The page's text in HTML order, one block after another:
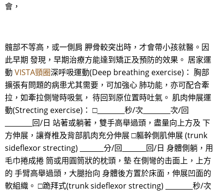
會，
髖部不等高，或一側肩 胛骨較突出時，才會帶小孩就醫。因
此早期 發現，早期治療方能達到矯正及預防的效果。 居家運
動 VISTA頸圈深呼吸運動(Deep breathing exercise)： 胸部
擴張有問題的病患尤其需要，可加強心 肺功能，亦可配合牽
拉，如牽拉側彎時吸氣， 待回到原位置時吐氣。 肌肉伸展運
動(Strecting exercise)： □________秒/次________次/回
________回/日 站著或躺著，雙手高舉過頭，盡量向上方及 下
方伸展，讓脊椎及背部肌肉充分伸展 □軀幹側肌伸展 (trunk
sideflexor strecting) _______分/回_______回/日 身體側躺，用
毛巾捲成捲 筒或用圓筒狀的枕頭，墊 在側彎的击面上，上方
的 手臂高舉過頭，大腿抬向 身體後方置於床面，伸展凹面的
軟組織。 □跪拜式(trunk sideflexor strecting) ________秒/次